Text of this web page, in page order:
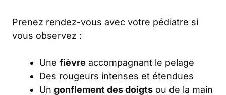
Prenez rendez-vous avec votre pédiatre si
vous observez :
Une fièvre accompagnant le pelage
Des rougeurs intenses et étendues
Un gonflement des doigts ou de la main